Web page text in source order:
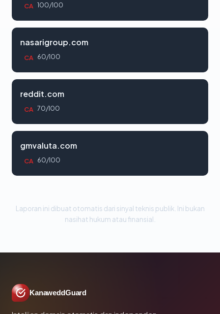
CA 100/100
nasarigroup.com
CA 60/100
reddit.com
CA 70/100
gmvaluta.com
CA 60/100
Laporan ini dibuat otomatis dari sinyal teknis publik. Ini bukan
nasihat hukum atau finansial.
KanaweddGuard